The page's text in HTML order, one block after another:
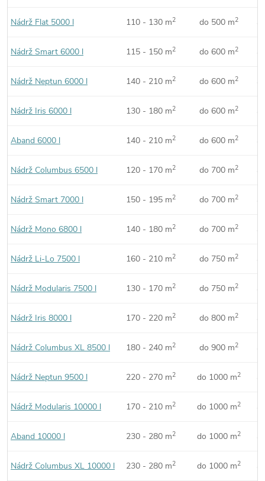
Nádrž Flat 5000 l 110 - 130 m2 do 500 m2
Nádrž Smart 6000 l 115 - 150 m2 do 600 m2
Nádrž Neptun 6000 l 140 - 210 m2 do 600 m2
Nádrž Iris 6000 l 130 - 180 m2 do 600 m2
Aband 6000 l 140 - 210 m2 do 600 m2
Nádrž Columbus 6500 l 120 - 170 m2 do 700 m2
Nádrž Smart 7000 l 150 - 195 m2 do 700 m2
Nádrž Mono 6800 l 140 - 180 m2 do 700 m2
Nádrž Li-Lo 7500 l 160 - 210 m2 do 750 m2
Nádrž Modularis 7500 l 130 - 170 m2 do 750 m2
Nádrž Iris 8000 l 170 - 220 m2 do 800 m2
Nádrž Columbus XL 8500 l 180 - 240 m2 do 900 m2
Nádrž Neptun 9500 l 220 - 270 m2 do 1000 m2
Nádrž Modularis 10000 l 170 - 210 m2 do 1000 m2
Aband 10000 l 230 - 280 m2 do 1000 m2
Nádrž Columbus XL 10000 l 230 - 280 m2 do 1000 m2